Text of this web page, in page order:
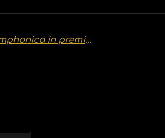
Nieuwe Aquanura-show Efteling Symphonica in première op 11 december